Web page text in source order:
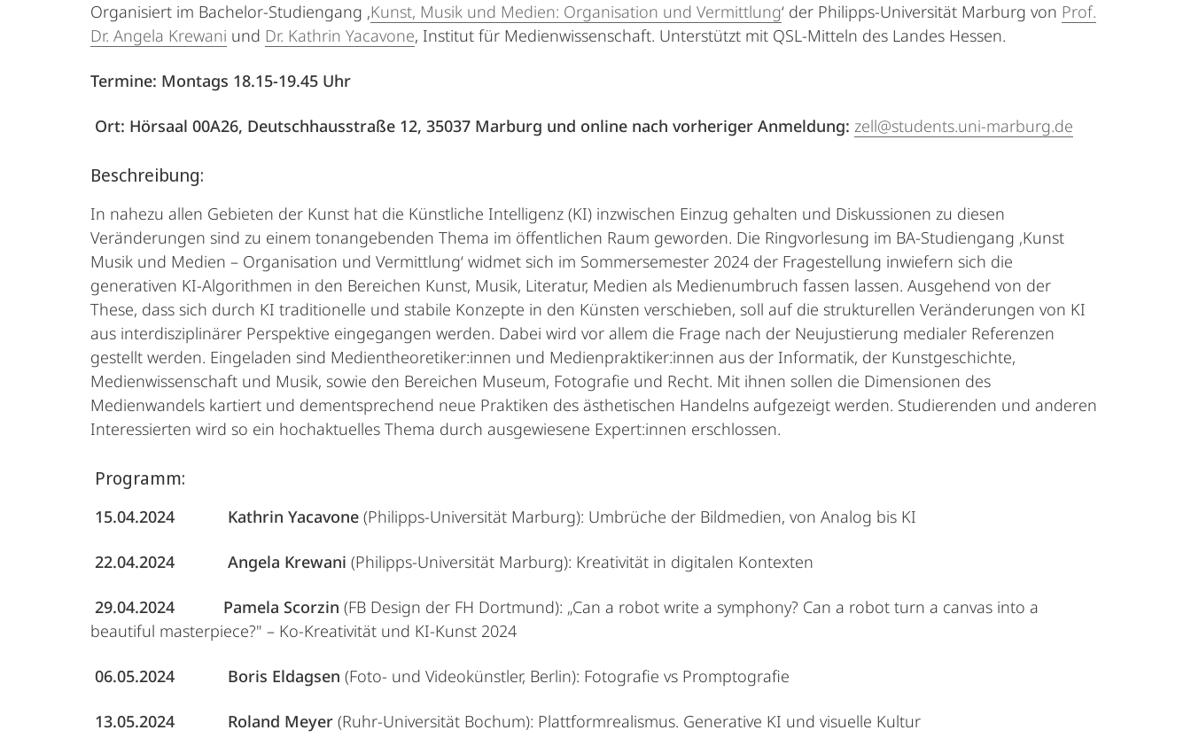
Organisiert im Bachelor-Studiengang ‚Kunst, Musik und Medien: Organisation und Vermittlung‘ der Philipps-Universität Marburg von Prof.
Dr. Angela Krewani und Dr. Kathrin Yacavone, Institut für Medienwissenschaft. Unterstützt mit QSL-Mitteln des Landes Hessen.
Termine: Montags 18.15-19.45 Uhr
Ort: Hörsaal 00A26, Deutschhausstraße 12, 35037 Marburg und online nach vorheriger Anmeldung: zell@students.uni-marburg.de
Beschreibung:
In nahezu allen Gebieten der Kunst hat die Künstliche Intelligenz (KI) inzwischen Einzug gehalten und Diskussionen zu diesen
Veränderungen sind zu einem tonangebenden Thema im öffentlichen Raum geworden. Die Ringvorlesung im BA-Studiengang ‚Kunst
Musik und Medien – Organisation und Vermittlung‘ widmet sich im Sommersemester 2024 der Fragestellung inwiefern sich die
generativen KI-Algorithmen in den Bereichen Kunst, Musik, Literatur, Medien als Medienumbruch fassen lassen. Ausgehend von der
These, dass sich durch KI traditionelle und stabile Konzepte in den Künsten verschieben, soll auf die strukturellen Veränderungen von KI
aus interdisziplinärer Perspektive eingegangen werden. Dabei wird vor allem die Frage nach der Neujustierung medialer Referenzen
gestellt werden. Eingeladen sind Medientheoretiker:innen und Medienpraktiker:innen aus der Informatik, der Kunstgeschichte,
Medienwissenschaft und Musik, sowie den Bereichen Museum, Fotografie und Recht. Mit ihnen sollen die Dimensionen des
Medienwandels kartiert und dementsprechend neue Praktiken des ästhetischen Handelns aufgezeigt werden. Studierenden und anderen
Interessierten wird so ein hochaktuelles Thema durch ausgewiesene Expert:innen erschlossen.
Programm:
15.04.2024 Kathrin Yacavone (Philipps-Universität Marburg): Umbrüche der Bildmedien, von Analog bis KI
22.04.2024 Angela Krewani (Philipps-Universität Marburg): Kreativität in digitalen Kontexten
29.04.2024 Pamela Scorzin (FB Design der FH Dortmund): „Can a robot write a symphony? Can a robot turn a canvas into a
beautiful masterpiece?" – Ko-Kreativität und KI-Kunst 2024
06.05.2024 Boris Eldagsen (Foto- und Videokünstler, Berlin): Fotografie vs Promptografie
13.05.2024 Roland Meyer (Ruhr-Universität Bochum): Plattformrealismus. Generative KI und visuelle Kultur